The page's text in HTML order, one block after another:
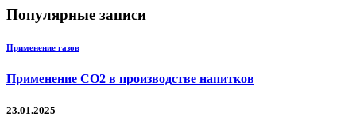
Популярные записи
Применение газов
Применение CO2 в производстве напитков
23.01.2025